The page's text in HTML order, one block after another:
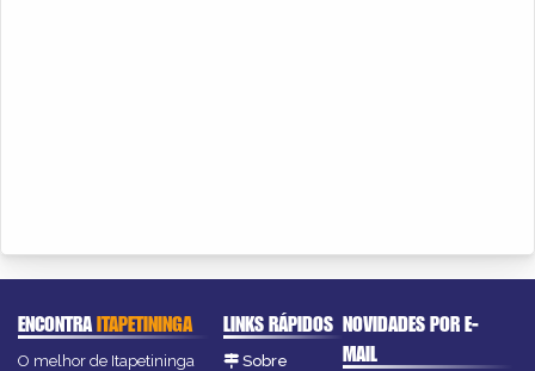
ENCONTRAITAPETININGA
O melhor de Itapetininga
LINKS RÁPIDOS
Sobre
NOVIDADES POR E-
MAIL